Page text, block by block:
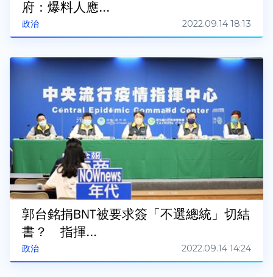
政治
府：爆料人應...
2022.09.14 18:13
政治
郭台銘捐BNT被要求簽「不選總統」切結
書？ 指揮...
2022.09.14 14:24